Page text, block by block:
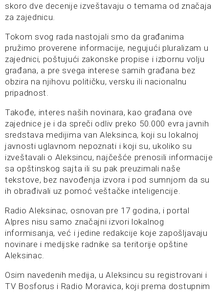
skoro dve decenije izveštavaju o temama od značaja
za zajednicu.
Tokom svog rada nastojali smo da građanima
pružimo proverene informacije, negujući pluralizam u
zajednici, poštujući zakonske propise i izbornu volju
građana, a pre svega interese samih građana bez
obzira na njihovu političku, versku ili nacionalnu
pripadnost.
Takođe, interes naših novinara, kao građana ove
zajednice je i da spreči odliv preko 50.000 evra javnih
sredstava medijima van Aleksinca, koji su lokalnoj
javnosti uglavnom nepoznati i koji su, ukoliko su
izveštavali o Aleksincu, najčešće prenosili informacije
sa opštinskog sajta ili su pak preuzimali naše
tekstove, bez navođenja izvora i pod sumnjom da su
ih obrađivali uz pomoć veštačke inteligencije.
Radio Aleksinac, osnovan pre 17 godina, i portal
Alpres nisu samo značajni izvori lokalnog
informisanja, već i jedine redakcije koje zapošljavaju
novinare i medijske radnike sa teritorije opštine
Aleksinac.
Osim navedenih medija, u Aleksincu su registrovani i
TV Bosforus i Radio Moravica, koji prema dostupnim